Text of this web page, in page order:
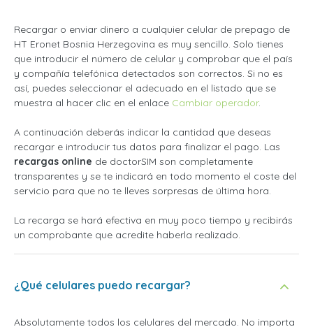
Recargar o enviar dinero a cualquier celular de prepago de
HT Eronet Bosnia Herzegovina es muy sencillo. Solo tienes
que introducir el número de celular y comprobar que el país
y compañía telefónica detectados son correctos. Si no es
así, puedes seleccionar el adecuado en el listado que se
muestra al hacer clic en el enlace Cambiar operador.
A continuación deberás indicar la cantidad que deseas
recargar e introducir tus datos para finalizar el pago. Las
recargas online de doctorSIM son completamente
transparentes y se te indicará en todo momento el coste del
servicio para que no te lleves sorpresas de última hora.
La recarga se hará efectiva en muy poco tiempo y recibirás
un comprobante que acredite haberla realizado.
¿Qué celulares puedo recargar?
Absolutamente todos los celulares del mercado. No importa